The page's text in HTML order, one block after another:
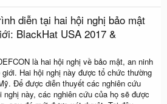
diễn tại hai hội nghị bảo mật
BlackHat USA 2017 &
là hai hội nghị về bảo mật, an ninh
giới. Hai hội nghị này được tổ chức thường
Để được diễn thuyết các nghiên cứu
nghị này, các nghiên cứu của họ sẽ được